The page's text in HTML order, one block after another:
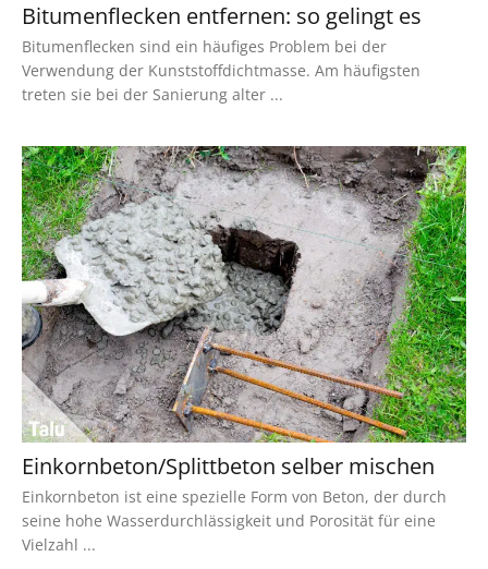
Bitumenflecken entfernen: so gelingt es
Bitumenflecken sind ein häufiges Problem bei der
Verwendung der Kunststoffdichtmasse. Am häufigsten
treten sie bei der Sanierung alter ...
Einkornbeton/Splittbeton selber mischen
Einkornbeton ist eine spezielle Form von Beton, der durch
seine hohe Wasserdurchlässigkeit und Porosität für eine
Vielzahl ...